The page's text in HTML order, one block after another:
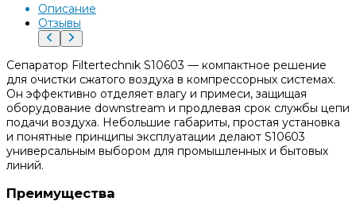
Описание
Отзывы
Сепаратор Filtertechnik S10603 — компактное решение
для очистки сжатого воздуха в компрессорных системах.
Он эффективно отделяет влагу и примеси, защищая
оборудование downstream и продлевая срок службы цепи
подачи воздуха. Небольшие габариты, простая установка
и понятные принципы эксплуатации делают S10603
универсальным выбором для промышленных и бытовых
линий.
Преимущества